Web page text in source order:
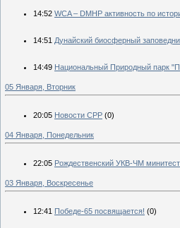
14:52 WCA – DMHP активность по
14:51 Дунайский биосферный
14:49 Национальный Природный парк
05 Января, Вторник
20:05 Новости СРР (0)
04 Января, Понедельник
22:05 Рождественский УКВ-ЧМ минитест
03 Января, Воскресенье
12:41 Победе-65 посвящается! (0)